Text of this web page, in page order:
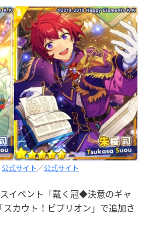
公式サイト／公式サイト
イベント「戴く冠◆決意のギャ
カウト！ビブリオン」で追加さ